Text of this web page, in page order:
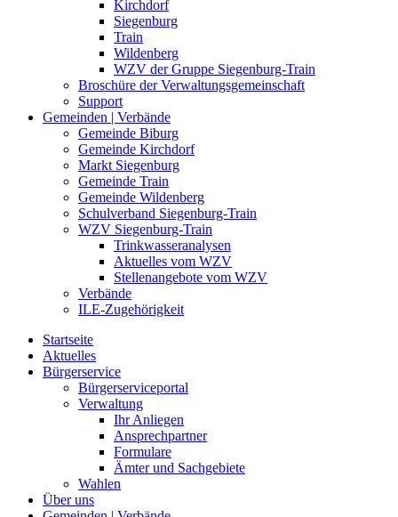
Kirchdorf
Siegenburg
Train
Wildenberg
WZV der Gruppe Siegenburg-Train
Broschüre der Verwaltungsgemeinschaft
Support
Gemeinden | Verbände
Gemeinde Biburg
Gemeinde Kirchdorf
Markt Siegenburg
Gemeinde Train
Gemeinde Wildenberg
Schulverband Siegenburg-Train
WZV Siegenburg-Train
Trinkwasseranalysen
Aktuelles vom WZV
Stellenangebote vom WZV
Verbände
ILE-Zugehörigkeit
Startseite
Aktuelles
Bürgerservice
Bürgerserviceportal
Verwaltung
Ihr Anliegen
Ansprechpartner
Formulare
Ämter und Sachgebiete
Wahlen
Über uns